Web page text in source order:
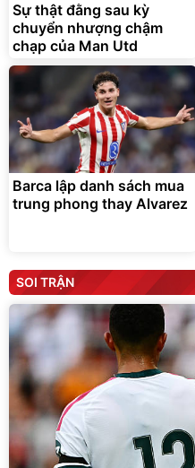
Sự thật đằng sau kỳ
chuyển nhượng chậm
chạp của Man Utd
Barca lập danh sách mua
trung phong thay Alvarez
SOI TRẬN